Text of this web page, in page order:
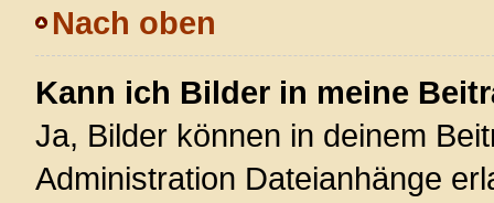
Nach oben
Kann ich Bilder in meine
Ja, Bilder können in deinem
Administration Dateianhänge